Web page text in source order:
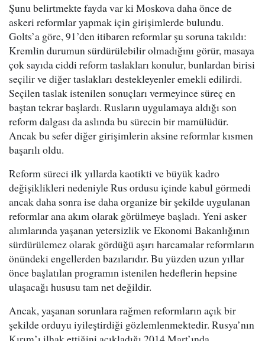
Şunu belirtmekte fayda var ki Moskova daha önce de
askeri reformlar yapmak için girişimlerde bulundu.
Golts’a göre, 91’den itibaren reformlar şu soruna takıldı:
Kremlin durumun sürdürülebilir olmadığını görür, masaya
çok sayıda ciddi reform taslakları konulur, bunlardan birisi
seçilir ve diğer taslakları destekleyenler emekli edilirdi.
Seçilen taslak istenilen sonuçları vermeyince süreç en
baştan tekrar başlardı. Rusların uygulamaya aldığı son
reform dalgası da aslında bu sürecin bir mamülüdür.
Ancak bu sefer diğer girişimlerin aksine reformlar kısmen
başarılı oldu.
Reform süreci ilk yıllarda kaotikti ve büyük kadro
değişiklikleri nedeniyle Rus ordusu içinde kabul görmedi
ancak daha sonra ise daha organize bir şekilde uygulanan
reformlar ana akım olarak görülmeye başladı. Yeni asker
alımlarında yaşanan yetersizlik ve Ekonomi Bakanlığının
sürdürülemez olarak gördüğü aşırı harcamalar reformların
önündeki engellerden bazılarıdır. Bu yüzden uzun yıllar
önce başlatılan programın istenilen hedeflerin hepsine
ulaşacağı hususu tam net değildir.
Ancak, yaşanan sorunlara rağmen reformların açık bir
şekilde orduyu iyileştirdiği gözlemlenmektedir. Rusya’nın